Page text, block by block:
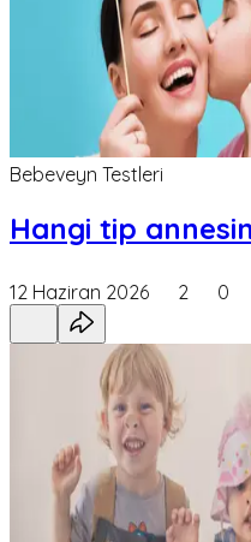
Bebeveyn Testleri
Hangi tip
12 Haziran 2026 2 0